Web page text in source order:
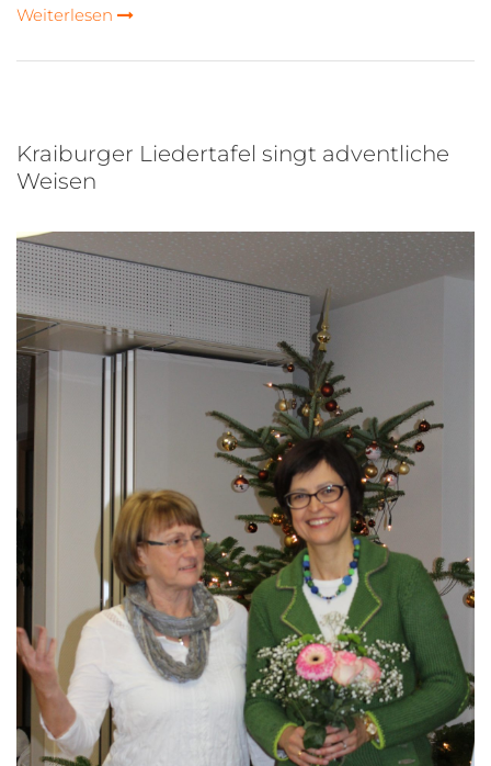
Weiterlesen
Kraiburger Liedertafel singt adventliche
Weisen